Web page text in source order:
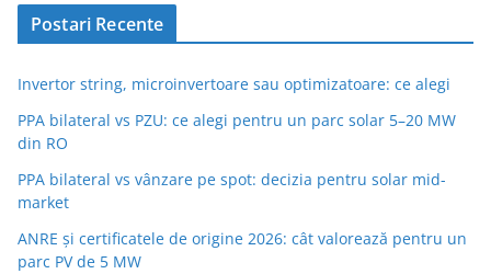
Postari Recente
Invertor string, microinvertoare sau optimizatoare: ce alegi
PPA bilateral vs PZU: ce alegi pentru un parc solar 5–20 MW
din RO
PPA bilateral vs vânzare pe spot: decizia pentru solar mid-
market
ANRE și certificatele de origine 2026: cât valorează pentru un
parc PV de 5 MW